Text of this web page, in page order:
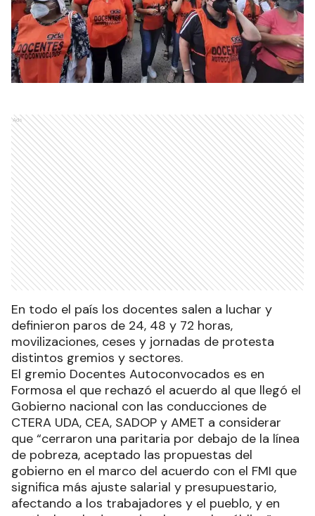
Ads
En todo el país los docentes salen a luchar y
definieron paros de 24, 48 y 72 horas,
movilizaciones, ceses y jornadas de protesta
distintos gremios y sectores.
El gremio Docentes Autoconvocados es en
Formosa el que rechazó el acuerdo al que llegó el
Gobierno nacional con las conducciones de
CTERA UDA, CEA, SADOP y AMET a considerar
que “cerraron una paritaria por debajo de la línea
de pobreza, aceptado las propuestas del
gobierno en el marco del acuerdo con el FMI que
significa más ajuste salarial y presupuestario,
afectando a los trabajadores y el pueblo, y en